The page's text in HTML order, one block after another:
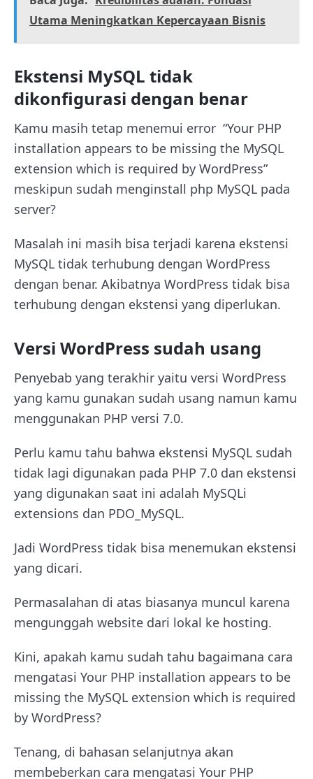
Utama Meningkatkan Kepercayaan Bisnis
Ekstensi MySQL tidak
dikonfigurasi dengan benar
Kamu masih tetap menemui error “Your PHP
installation appears to be missing the MySQL
extension which is required by WordPress”
meskipun sudah menginstall php MySQL pada
server?
Masalah ini masih bisa terjadi karena ekstensi
MySQL tidak terhubung dengan WordPress
dengan benar. Akibatnya WordPress tidak bisa
terhubung dengan ekstensi yang diperlukan.
Versi WordPress sudah usang
Penyebab yang terakhir yaitu versi WordPress
yang kamu gunakan sudah usang namun kamu
menggunakan PHP versi 7.0.
Perlu kamu tahu bahwa ekstensi MySQL sudah
tidak lagi digunakan pada PHP 7.0 dan ekstensi
yang digunakan saat ini adalah MySQLi
extensions dan PDO_MySQL.
Jadi WordPress tidak bisa menemukan ekstensi
yang dicari.
Permasalahan di atas biasanya muncul karena
mengunggah website dari lokal ke hosting.
Kini, apakah kamu sudah tahu bagaimana cara
mengatasi Your PHP installation appears to be
missing the MySQL extension which is required
by WordPress?
Tenang, di bahasan selanjutnya akan
membeberkan cara mengatasi Your PHP